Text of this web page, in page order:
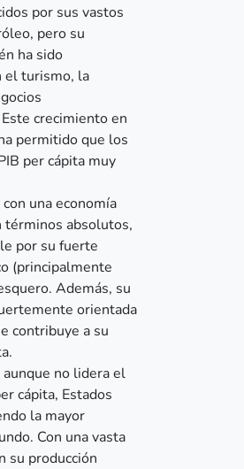
por sus vastos
pero su
ha sido
el turismo, la
crecimiento en
permitido que los
per cápita muy
una economía
términos absolutos,
por su fuerte
(principalmente
Además, su
orientada
contribuye a su
aunque no lidera el
cápita, Estados
la mayor
Con una vasta
su producción